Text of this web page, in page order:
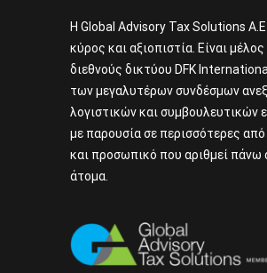
Η Global Advisory Tax Solutions
κύρος και αξιοπιστία. Είναι
διεθνούς δικτύου DFK
των μεγαλυτέρων συνδέσμων
λογιστικών και συμβουλευτικών
με παρουσία σε περισσότερες
και προσωπικό που αριθμεί πάνω
άτομα.